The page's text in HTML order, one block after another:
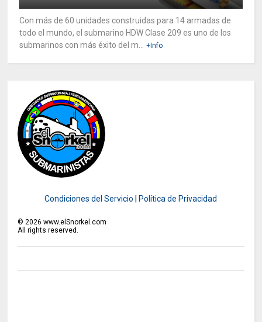
Con más de 60 unidades construidas para 14 armadas de
todo el mundo, el submarino HDW Clase 209 es uno de los
submarinos con más éxito del m...
+Info
Condiciones del Servicio Política de Privacidad
©2026 www.elSnorkel.com
All rights reserved.